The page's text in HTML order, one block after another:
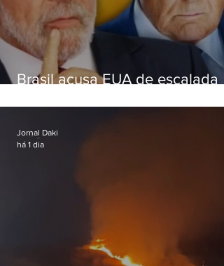
Brasil acusa EUA de escalada
embaixadora
Jornal Daki
há 1 dia